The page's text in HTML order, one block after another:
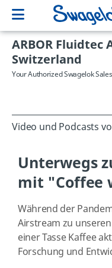
ARBOR Fluidtec
Switzerland
Your Authorized Swagelok
Video und Podcasts
Unterwegs
mit "Coffee
Während der
Airstream zu
einer Tasse Kaffee
Forschung und